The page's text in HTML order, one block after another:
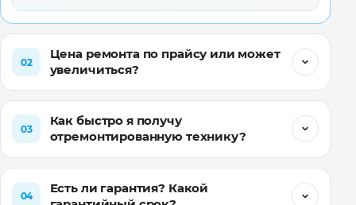
02
Цена ремонта по прайсу или может
увеличиться?
03
Как быстро я получу
отремонтированную технику?
04
Есть ли гарантия? Какой